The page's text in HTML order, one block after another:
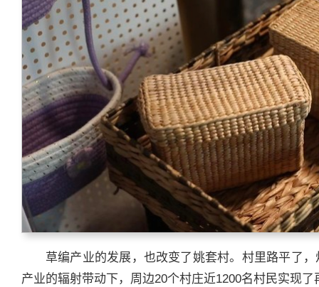
草编产业的发展，也改变了姚套村。村里路平了
产业的辐射带动下，周边20个村庄近1200名村民实现了